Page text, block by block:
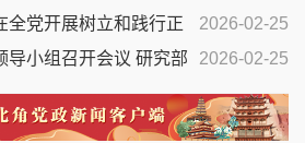
2026-02-25
全党开展树立和践行正
2026-02-25
导小组召开会议 研究部
绩观学习教育工作